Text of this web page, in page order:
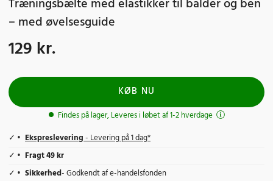
Træningsbælte med elastikker til balder og ben
– med øvelsesguide
Pris:129 kr.
129 kr.
KØB NU
Findes på lager, Leveres i løbet af 1-2 hverdage
Ekspreslevering- Levering på 1 dag*
Fragt 49 kr
Sikkerhed- Godkendt af e-handelsfonden